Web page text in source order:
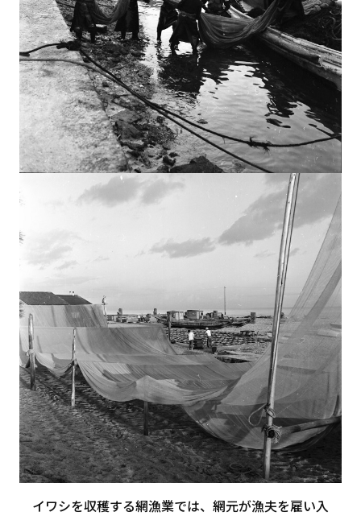
イワシを収穫する網漁業では、網元が漁夫を雇い入